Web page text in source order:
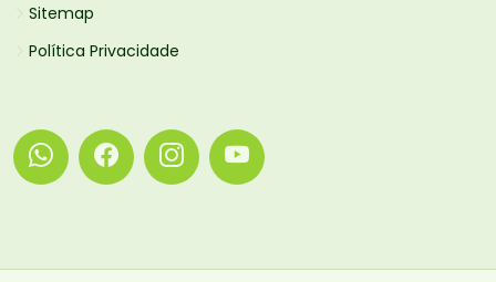
Sitemap
Política Privacidade